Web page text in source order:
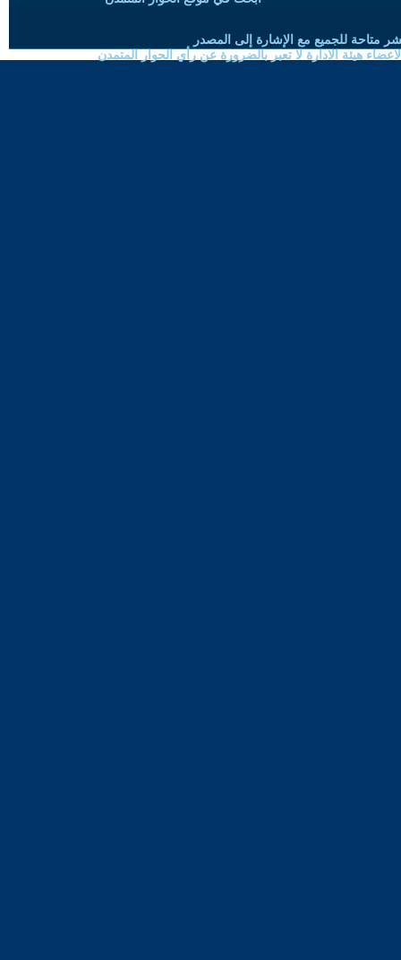
متاحة للجميع مع الإشارة إلى المصدر
هيئة الادارة لا تعبر بالضرورة عن رأي الحوار المتمدن